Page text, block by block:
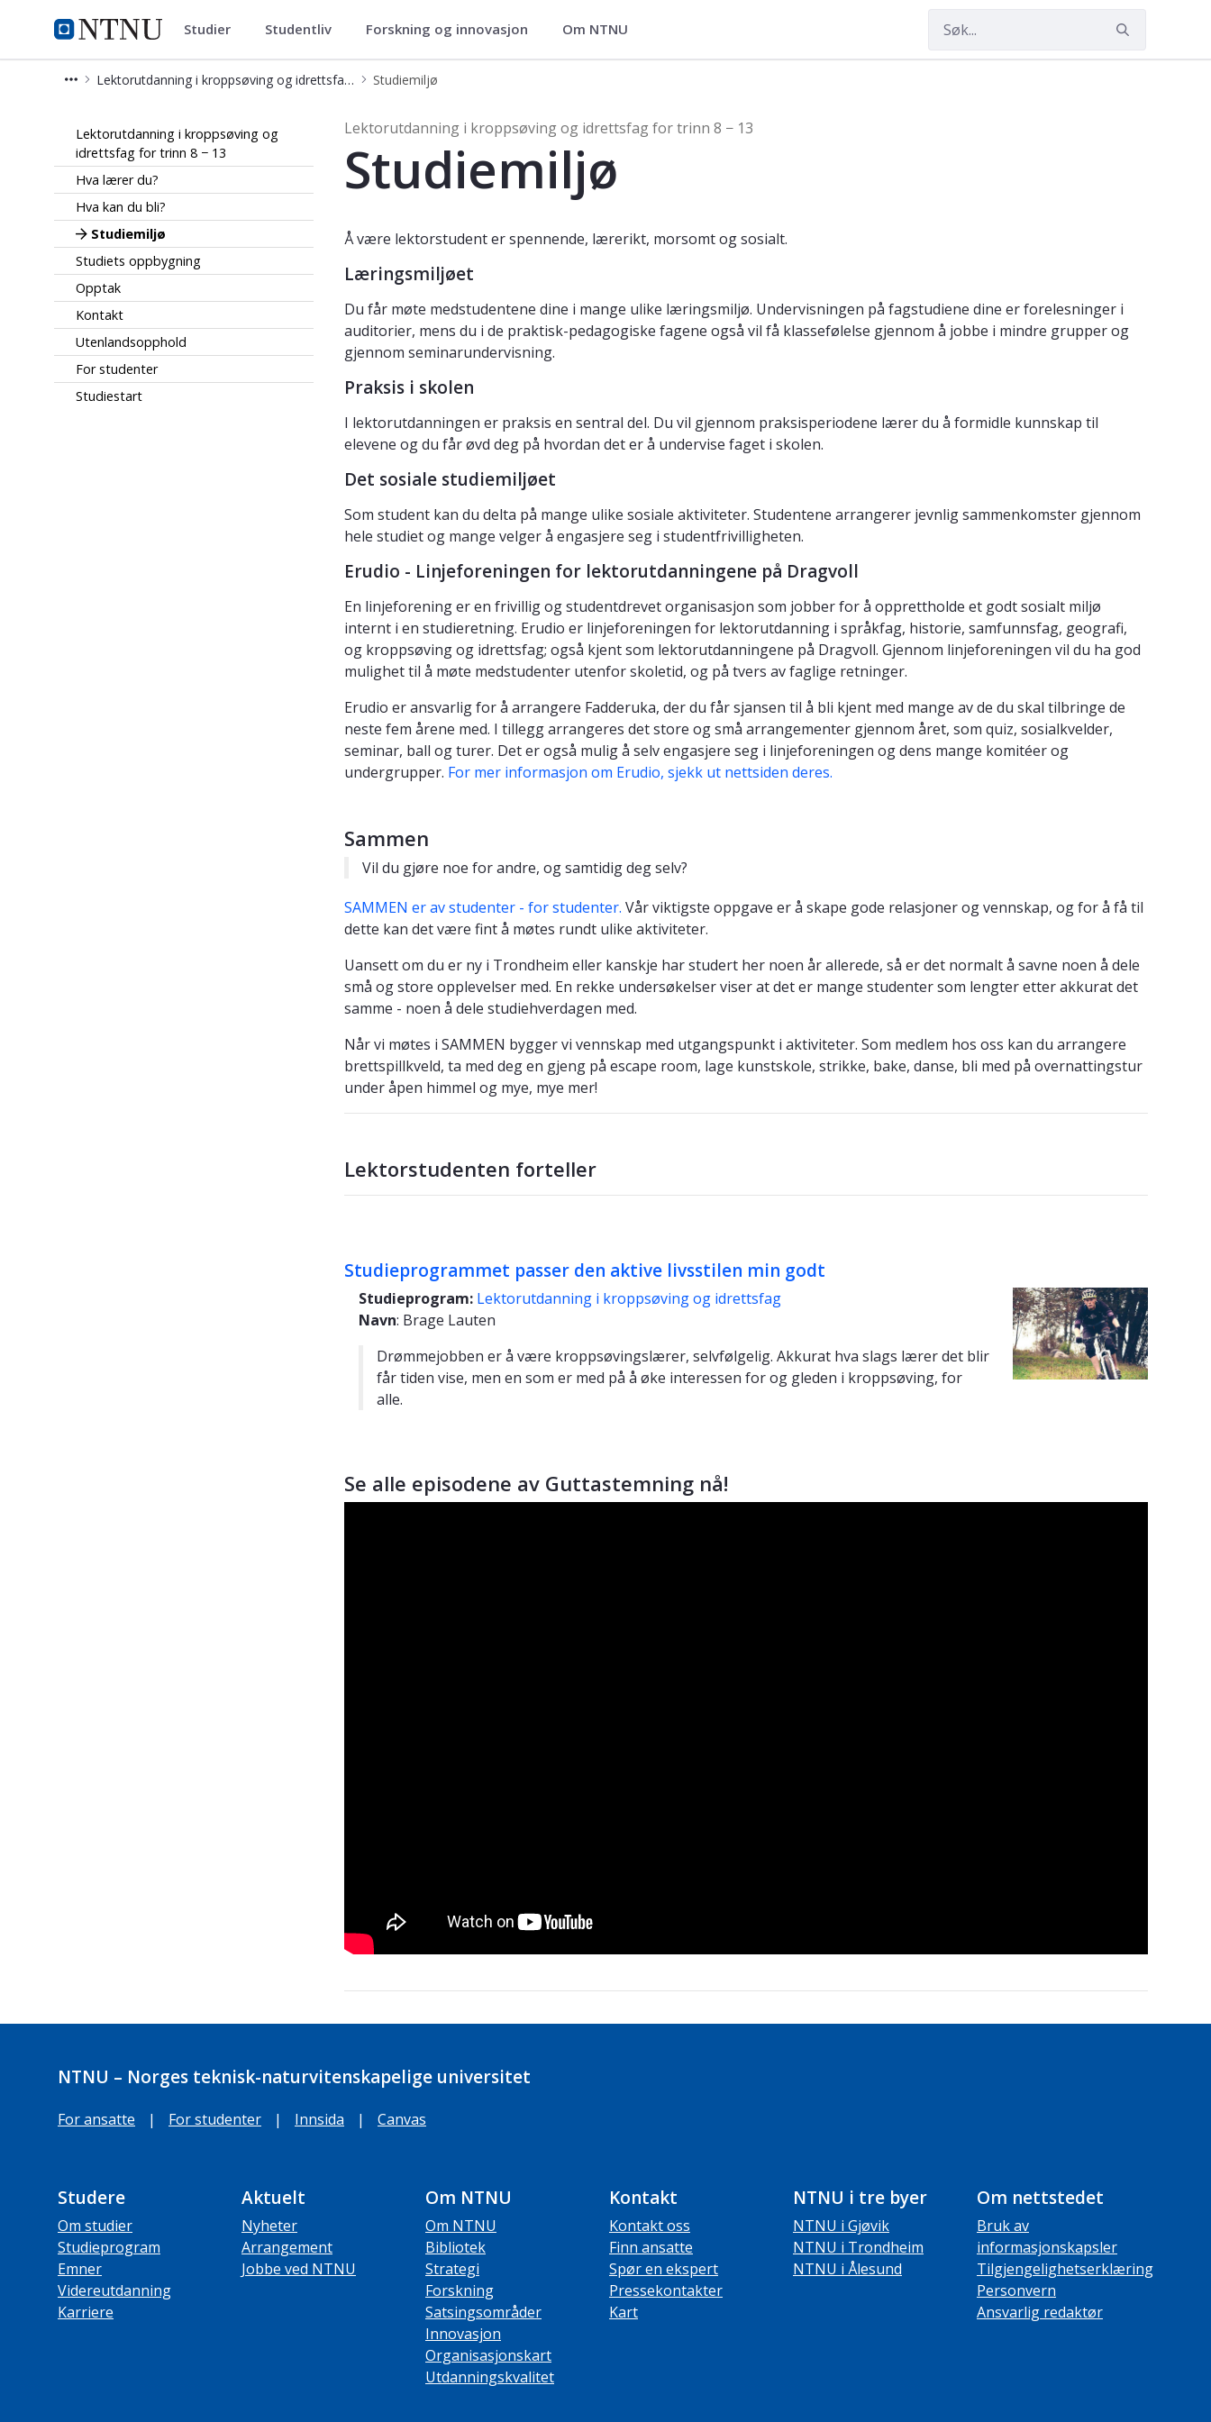
NTNU Hjemmeside
Lektorutdanning i kroppsøving og idrettsfag for trinn 8 − 13
Studier Studentliv Forskning og innovasjon Om NTNU
Lektorutdanning i kroppsøving og idrettsfag for trinn 8 − 13 Studiemiljø
Lektorutdanning i kroppsøving og
idrettsfag for trinn 8 − 13
Hva lærer du?
Hva kan du bli?
Studiemiljø
Studiets oppbygning
Opptak
Kontakt
Utenlandsopphold
For studenter
Studiestart
Lektorutdanning i kroppsøving og idrettsfag for trinn 8 − 13
Studiemiljø
Å være lektorstudent er spennende, lærerikt, morsomt og sosialt.
Læringsmiljøet
Du får møte medstudentene dine i mange ulike læringsmiljø. Undervisningen på fagstudiene dine er forelesninger i
auditorier, mens du i de praktisk-pedagogiske fagene også vil få klassefølelse gjennom å jobbe i mindre grupper og
gjennom seminarundervisning.
Praksis i skolen
I lektorutdanningen er praksis en sentral del. Du vil gjennom praksisperiodene lærer du å formidle kunnskap til
elevene og du får øvd deg på hvordan det er å undervise faget i skolen.
Det sosiale studiemiljøet
Som student kan du delta på mange ulike sosiale aktiviteter. Studentene arrangerer jevnlig sammenkomster gjennom
hele studiet og mange velger å engasjere seg i studentfrivilligheten.
Erudio - Linjeforeningen for lektorutdanningene på Dragvoll
En linjeforening er en frivillig og studentdrevet organisasjon som jobber for å opprettholde et godt sosialt miljø
internt i en studieretning. Erudio er linjeforeningen for lektorutdanning i språkfag, historie, samfunnsfag, geografi,
og kroppsøving og idrettsfag; også kjent som lektorutdanningene på Dragvoll. Gjennom linjeforeningen vil du ha god
mulighet til å møte medstudenter utenfor skoletid, og på tvers av faglige retninger.
Erudio er ansvarlig for å arrangere Fadderuka, der du får sjansen til å bli kjent med mange av de du skal tilbringe de
neste fem årene med. I tillegg arrangeres det store og små arrangementer gjennom året, som quiz, sosialkvelder,
seminar, ball og turer. Det er også mulig å selv engasjere seg i linjeforeningen og dens mange komitéer og
undergrupper. For mer informasjon om Erudio, sjekk ut nettsiden deres.
Sammen
Vil du gjøre noe for andre, og samtidig deg selv?
SAMMEN er av studenter - for studenter. Vår viktigste oppgave er å skape gode relasjoner og vennskap, og for å få til
dette kan det være fint å møtes rundt ulike aktiviteter.
Uansett om du er ny i Trondheim eller kanskje har studert her noen år allerede, så er det normalt å savne noen å dele
små og store opplevelser med. En rekke undersøkelser viser at det er mange studenter som lengter etter akkurat det
samme - noen å dele studiehverdagen med.
Når vi møtes i SAMMEN bygger vi vennskap med utgangspunkt i aktiviteter. Som medlem hos oss kan du arrangere
brettspillkveld, ta med deg en gjeng på escape room, lage kunstskole, strikke, bake, danse, bli med på overnattingstur
under åpen himmel og mye, mye mer!
Lektorstudenten forteller
Studieprogrammet passer den aktive livsstilen min godt
Studieprogram: Lektorutdanning i kroppsøving og idrettsfag
Navn: Brage Lauten
Drømmejobben er å være kroppsøvingslærer, selvfølgelig. Akkurat hva slags lærer det blir
får tiden vise, men en som er med på å øke interessen for og gleden i kroppsøving, for
alle.
Se alle episodene av Guttastemning nå!
NTNU – Norges teknisk-naturvitenskapelige universitet
For ansatte | For studenter | Innsida | Canvas
Studere
Om studier
Studieprogram
Emner
Videreutdanning
Karriere
Aktuelt
Nyheter
Arrangement
Jobbe ved NTNU
Om NTNU
Om NTNU
Bibliotek
Strategi
Forskning
Satsingsområder
Innovasjon
Organisasjonskart
Utdanningskvalitet
Kontakt
Kontakt oss
Finn ansatte
Spør en ekspert
Pressekontakter
Kart
NTNU i tre byer
NTNU i Gjøvik
NTNU i Trondheim
NTNU i Ålesund
Om nettstedet
Bruk av
informasjonskapsler
Tilgjengelighetserklæring
Personvern
Ansvarlig redaktør